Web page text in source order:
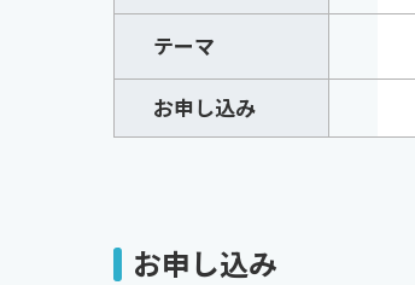
テーマ
お申し込み
お申し込み